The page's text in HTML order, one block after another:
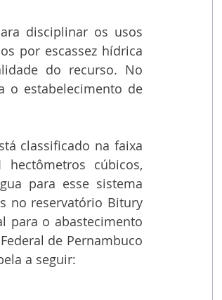
disciplinar os usos
por escassez hídrica
do recurso. No
o estabelecimento de
classificado na faixa
cúbicos,
para esse sistema
no reservatório Bitury
para o abastecimento
de Pernambuco
a seguir: